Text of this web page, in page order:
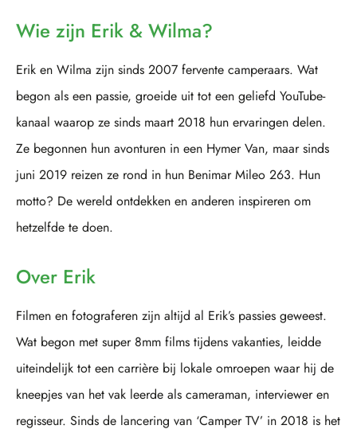
Wie zijn Erik & Wilma?
Erik en Wilma zijn sinds 2007 fervente camperaars. Wat
begon als een passie, groeide uit tot een geliefd YouTube-
kanaal waarop ze sinds maart 2018 hun ervaringen delen.
Ze begonnen hun avonturen in een Hymer Van, maar sinds
juni 2019 reizen ze rond in hun Benimar Mileo 263. Hun
motto? De wereld ontdekken en anderen inspireren om
hetzelfde te doen.
Over Erik
Filmen en fotograferen zijn altijd al Erik’s passies geweest.
Wat begon met super 8mm films tijdens vakanties, leidde
uiteindelijk tot een carrière bij lokale omroepen waar hij de
kneepjes van het vak leerde als cameraman, interviewer en
regisseur. Sinds de lancering van ‘Camper TV’ in 2018 is het